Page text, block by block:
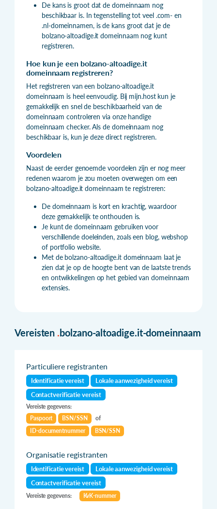
De kans is groot dat de domeinnaam nog
beschikbaar is. In tegenstelling tot veel .com- en
.nl-domeinnamen, is de kans groot dat je de
bolzano-altoadige.it domeinnaam nog kunt
registreren.
Hoe kun je een bolzano-altoadige.it
domeinnaam registreren?
Het registreren van een bolzano-altoadige.it
domeinnaam is heel eenvoudig. Bij mijn.hostkun je
gemakkelijk en snel de beschikbaarheid van de
domeinnaam controleren via onze handige
domeinnaam checker. Als de domeinnaam nog
beschikbaar is, kun je deze direct registreren.
Voordelen
Naast de eerder genoemde voordelen zijn er nog meer
redenen waarom je zou moeten overwegen om een
bolzano-altoadige.it domeinnaam te registreren:
De domeinnaam is kort en krachtig, waardoor
deze gemakkelijk te onthouden is.
Je kunt de domeinnaam gebruiken voor
verschillende doeleinden, zoals een blog, webshop
of portfolio website.
Met de bolzano-altoadige.it domeinnaam laat je
zien dat je op de hoogte bent van de laatste trends
en ontwikkelingen op het gebied van domeinnaam
extensies.
Vereisten .bolzano-altoadige.it-domeinnaam
Particuliere registranten
Identificatie vereist
Lokale aanwezigheid vereist
Contactverificatie vereist
Vereiste gegevens:
Paspoort
BSN/SSN
of
ID-documentnummer
BSN/SSN
Organisatie registranten
Identificatie vereist
Lokale aanwezigheid vereist
Contactverificatie vereist
Vereiste gegevens: KvK-nummer